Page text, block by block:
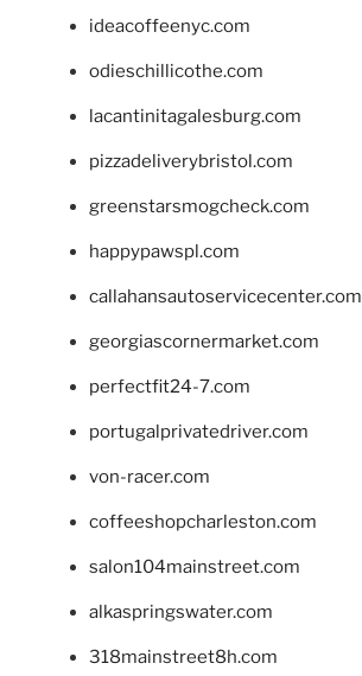
ideacoffeenyc.com
odieschillicothe.com
lacantinitagalesburg.com
pizzadeliverybristol.com
greenstarsmogcheck.com
happypawspl.com
callahansautoservicecenter.com
georgiascornermarket.com
perfectfit24-7.com
portugalprivatedriver.com
von-racer.com
coffeeshopcharleston.com
salon104mainstreet.com
alkaspringswater.com
318mainstreet8h.com